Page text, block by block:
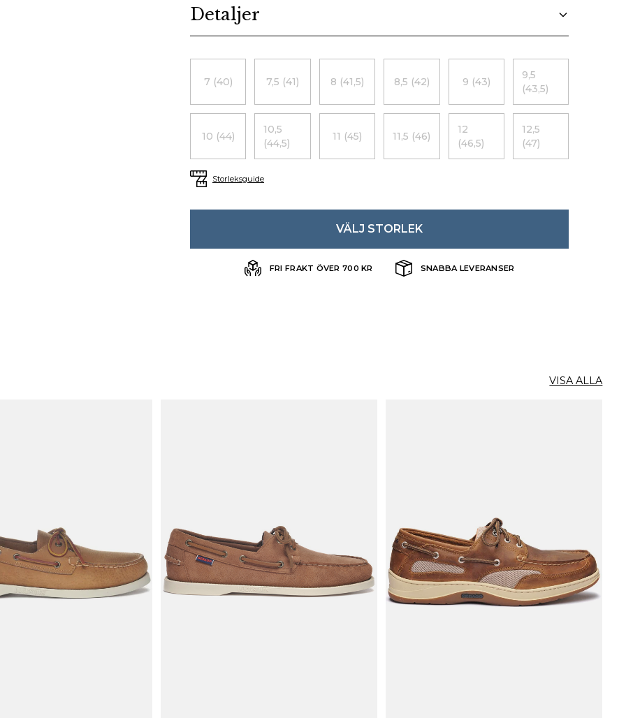
Detaljer
7 (40) 7,5 (41) 8 (41,5) 8,5 (42) 9 (43)
9,5
(43,5)
10 (44)
10,5
(44,5)
11 (45) 11,5 (46)
12
(46,5)
12,5
(47)
Storleksguide
VÄLJ STORLEK
FRI FRAKT ÖVER 700 KR SNABBA LEVERANSER
VISA ALLA